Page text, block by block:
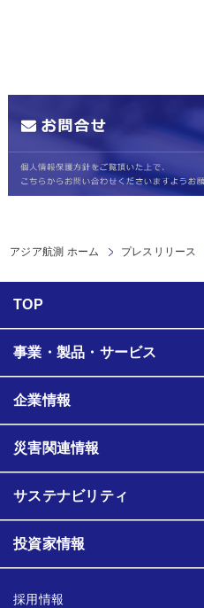
アジア航測 ホーム プレスリリース
TOP
事業・製品・サービス
企業情報
災害関連情報
サステナビリティ
投資家情報
採用情報